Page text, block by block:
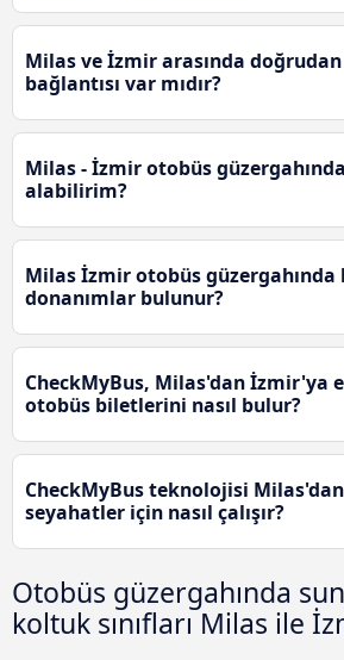
Milas ve İzmir arasında
bağlantısı var mıdır?
Milas - İzmir otobüs
alabilirim?
Milas İzmir otobüs güzergahında
donanımlar bulunur?
CheckMyBus, Milas'dan İzmir'ya
otobüs biletlerini nasıl bulur?
CheckMyBus teknolojisi
seyahatler için nasıl çalışır?
Otobüs güzergahında
koltuk sınıfları Milas ile